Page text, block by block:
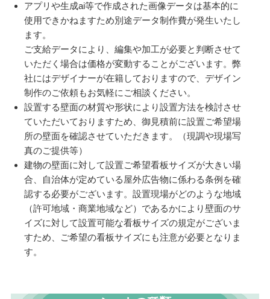
アプリや生成ai等で作成された画像データは基本的に
使用できかねますため別途データ制作費が発生いたし
ます。
ご支給データにより、編集や加工が必要と判断させて
いただく場合は価格が変動することがございます。弊
社にはデザイナーが在籍しておりますので、デザイン
制作のご依頼もお気軽にご相談ください。
設置する壁面の材質や形状により設置方法を検討させ
ていただいておりますため、御見積前に設置ご希望場
所の壁面を確認させていただきます。（現調や現場写
真のご提供等）
建物の壁面に対して設置ご希望看板サイズが大きい場
合、自治体が定めている屋外広告物に係わる条例を確
認する必要がございます。設置現場がどのような地域
（許可地域・商業地域など）であるかにより壁面のサ
イズに対して設置可能な看板サイズの規定がございま
すため、ご希望の看板サイズにも注意が必要となりま
す。